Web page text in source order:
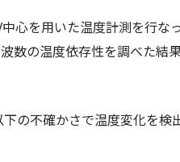
心を用いた温度計測を行な
数の温度依存性を調べた結
の不確かさで温度変化を検